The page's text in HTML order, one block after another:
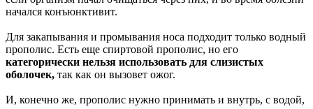
начался конъюнктивит.
Для закапывания и промывания носа подходит только водный
прополис. Есть еще спиртовой прополис, но его
категорически нельзя использовать для слизистых
оболочек, так как он вызовет ожог.
И, конечно же, прополис нужно принимать и внутрь, с водой,